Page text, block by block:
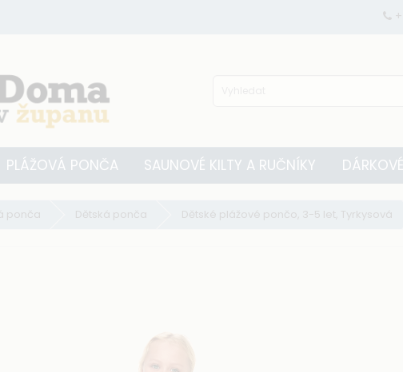
PLÁŽOVÁ PONČA SAUNOVÉ KILTY A RUČNÍKY
ponča Dětská ponča Dětské plážové pončo, 3-5 let, Tyrkysová